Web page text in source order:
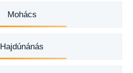
Mohács
Hajdúnánás